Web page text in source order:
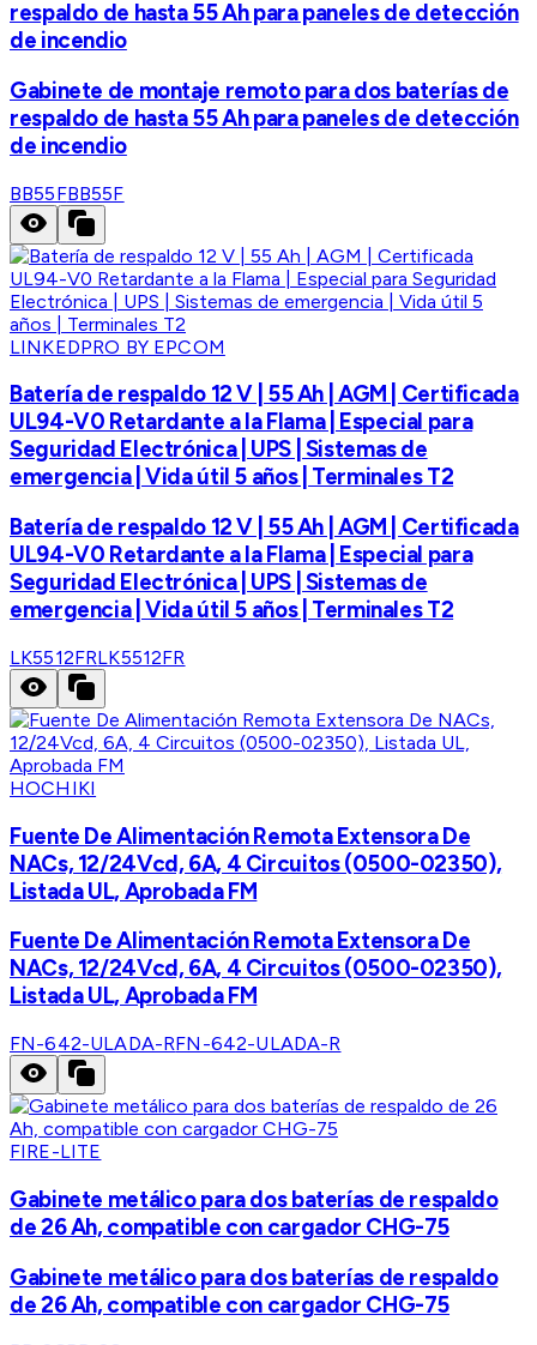
respaldo de hasta 55 Ah para paneles de detección
de incendio
Gabinete de montaje remoto para dos baterías de
respaldo de hasta 55 Ah para paneles de detección
de incendio
BB55FBB55F
LINKEDPRO BY EPCOM
Batería de respaldo 12 V | 55 Ah | AGM | Certificada
UL94-V0 Retardante a la Flama | Especial para
Seguridad Electrónica | UPS | Sistemas de
emergencia | Vida útil 5 años | Terminales T2
Batería de respaldo 12 V | 55 Ah | AGM | Certificada
UL94-V0 Retardante a la Flama | Especial para
Seguridad Electrónica | UPS | Sistemas de
emergencia | Vida útil 5 años | Terminales T2
LK5512FRLK5512FR
HOCHIKI
Fuente De Alimentación Remota Extensora De
NACs, 12/24Vcd, 6A, 4 Circuitos (0500-02350),
Listada UL, Aprobada FM
Fuente De Alimentación Remota Extensora De
NACs, 12/24Vcd, 6A, 4 Circuitos (0500-02350),
Listada UL, Aprobada FM
FN-642-ULADA-RFN-642-ULADA-R
FIRE-LITE
Gabinete metálico para dos baterías de respaldo
de 26 Ah, compatible con cargador CHG-75
Gabinete metálico para dos baterías de respaldo
de 26 Ah, compatible con cargador CHG-75